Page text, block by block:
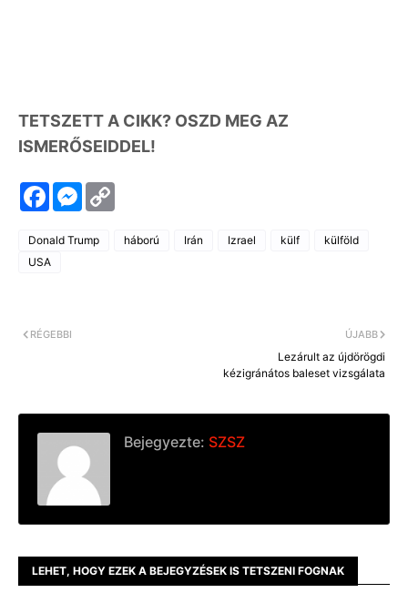
TETSZETT A CIKK? OSZD MEG AZ
ISMERŐSEIDDEL!
F
a
c
e
b
o
M
e
s
e
Donald Trump háború Irán Izrael külf
külföld
USA
ÚJABB
Lezárult az újdörögdi
kézigránátos baleset vizsgálata
RÉGEBBI
Bejegyezte: SZSZ
LEHET, HOGY EZEK A BEJEGYZÉSEK IS TETSZENI FOGNAK